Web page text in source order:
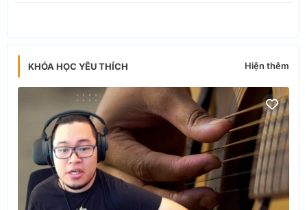
KHÓA HỌC YÊU THÍCH Hiện thêm